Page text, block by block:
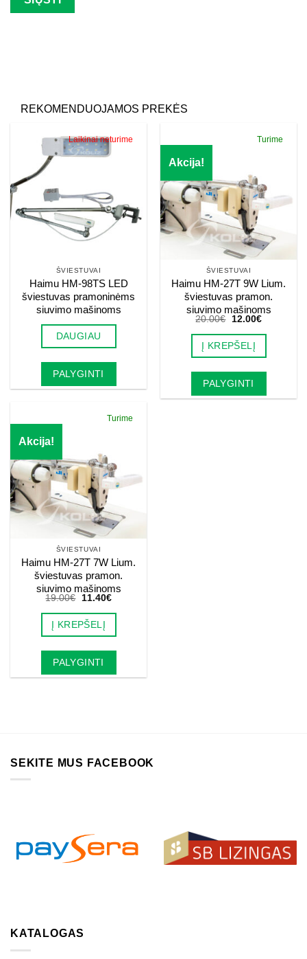
REKOMENDUOJAMOS PREKĖS
Laikinai neturime
ŠVIESTUVAI
Haimu HM-98TS LED
šviestuvas pramoninėms
siuvimo mašinoms
DAUGIAU
PALYGINTI
Akcija!
Turime
ŠVIESTUVAI
Haimu HM-27T 9W Lium.
šviestuvas pramon.
siuvimo mašinoms
20.00€
Original
was:
20.00€.
12.00€Current
is:
Į KREPŠELĮ
PALYGINTI
Akcija!
Turime
ŠVIESTUVAI
Haimu HM-27T 7W Lium.
šviestuvas pramon.
siuvimo mašinoms
19.00€
Original
was:
19.00€.
11.40€Current
is:
Į KREPŠELĮ
PALYGINTI
SEKITE MUS FACEBOOK
KATALOGAS